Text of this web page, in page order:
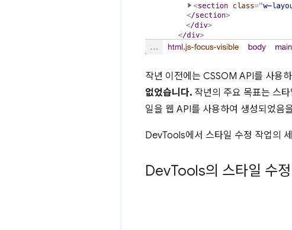
작년 이전에는 CSSOM API를 사용
없었습니다. 작년의 주요 목표는 스
일을 웹 API를 사용하여 생성되었음
DevTools에서 스타일 수정 작업의
DevTools의 스타일 수